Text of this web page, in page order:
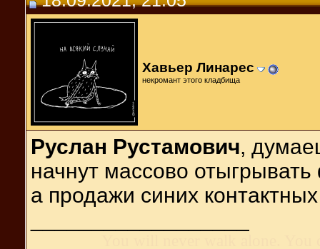
Хавьер Линарес
некромант этого кладбища
Руслан Рустамович,
начнут массово
а продажи синих